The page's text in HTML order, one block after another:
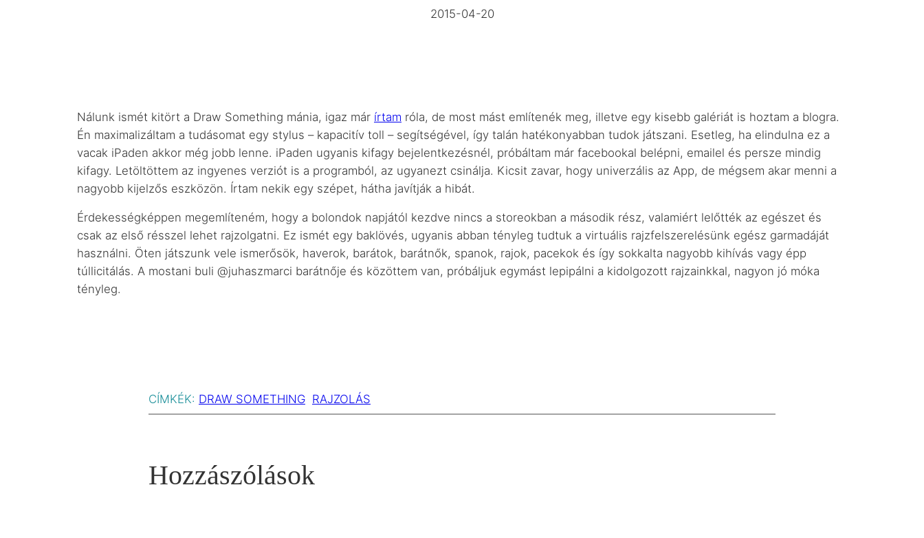
2015-04-20
Nálunk ismét kitört a Draw Something mánia, igaz már írtam róla, de most mást említenék meg, illetve egy kisebb galériát is hoztam a blogra.
Én maximalizáltam a tudásomat egy stylus – kapacitív toll – segítségével, így talán hatékonyabban tudok játszani. Esetleg, ha elindulna ez a
vacak iPaden akkor még jobb lenne. iPaden ugyanis kifagy bejelentkezésnél, próbáltam már facebookal belépni, emailel és persze mindig
kifagy. Letöltöttem az ingyenes verziót is a programból, az ugyanezt csinálja. Kicsit zavar, hogy univerzális az App, de mégsem akar menni a
nagyobb kijelzős eszközön. Írtam nekik egy szépet, hátha javítják a hibát.
Érdekességképpen megemlíteném, hogy a bolondok napjától kezdve nincs a storeokban a második rész, valamiért lelőtték az egészet és
csak az első résszel lehet rajzolgatni. Ez ismét egy baklövés, ugyanis abban tényleg tudtuk a virtuális rajzfelszerelésünk egész garmadáját
használni. Öten játszunk vele ismerősök, haverok, barátok, barátnők, spanok, rajok, pacekok és így sokkalta nagyobb kihívás vagy épp
túllicitálás. A mostani buli @juhaszmarci barátnője és közöttem van, próbáljuk egymást lepipálni a kidolgozott rajzainkkal, nagyon jó móka
tényleg.
CÍMKÉK: DRAW SOMETHING RAJZOLÁS
Hozzászólások